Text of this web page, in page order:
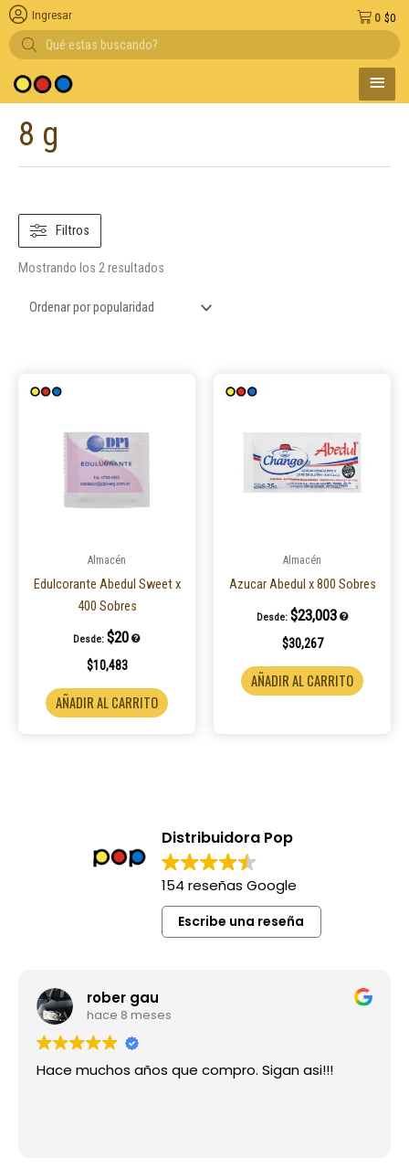
Búsqueda
de
productos
de pago
$0
0
Ingresar
MENÚ
8 g
Filtros
Mostrando los 2 resultados
Almacén
Edulcorante Abedul Sweet x
400 Sobres
Desde: $20
$10,483
AÑADIR AL CARRITO
Almacén
Azucar Abedul x 800 Sobres
Desde: $23,003
$30,267
AÑADIR AL CARRITO
Distribuidora Pop
154 reseñas Google
Escribe una reseña
rober gau
hace 8 meses
Hace muchos años que compro. Sigan asi!!!